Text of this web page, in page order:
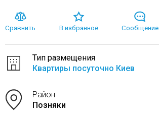
Сравнить В избранное Сообщение
Тип размещения
Квартиры посуточно Киев
Район
Позняки